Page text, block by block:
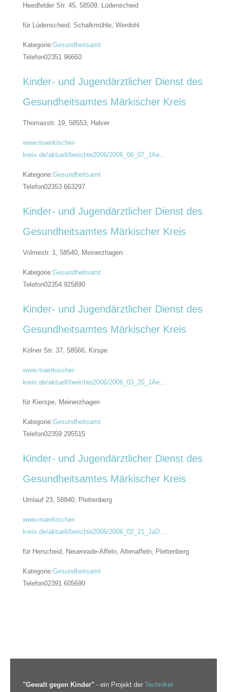
Heedfelder Str. 45, 58509, Lüdenscheid
für Lüdenscheid, Schalkmühle, Werdohl
Kategorie:Gesundheitsamt
Telefon02351 96660
Kinder- und Jugendärztlicher Dienst des
Gesundheitsamtes Märkischer Kreis
Thomasstr. 19, 58553, Halver
www.maerkischer-
kreis.de/aktuell/berichte2006/2006_06_07_JAe...
Kategorie:Gesundheitsamt
Telefon02353 663297
Kinder- und Jugendärztlicher Dienst des
Gesundheitsamtes Märkischer Kreis
Volmestr. 1, 58540, Meinerzhagen
Kategorie:Gesundheitsamt
Telefon02354 925890
Kinder- und Jugendärztlicher Dienst des
Gesundheitsamtes Märkischer Kreis
Kölner Str. 37, 58566, Kirspe
www.maerkischer-
kreis.de/aktuell/berichte2006/2006_03_20_JAe...
für Kierspe, Meinerzhagen
Kategorie:Gesundheitsamt
Telefon02359 295515
Kinder- und Jugendärztlicher Dienst des
Gesundheitsamtes Märkischer Kreis
Umlauf 23, 58840, Plettenberg
www.maerkischer-
kreis.de/aktuell/berichte2006/2006_02_21_JaD...
für Herscheid, Neuenrade-Affeln, Altenaffeln, Plettenberg
Kategorie:Gesundheitsamt
Telefon02391 605690
"Gewalt gegen Kinder" - ein Projekt der Techniker